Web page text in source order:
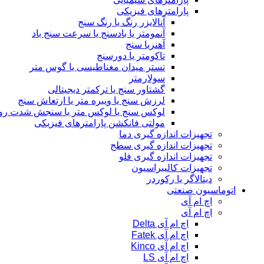
پارامترهای فیزیکی
آنالایزر رنگ یا رنگ سنج
آنمومتر یا بادسنج یا سرعت سنج باد
آهنربا سنج
تاکومتر یا دورسنج
تستر میدان مغناطیسی یا گوس متر
سولارمتر
گشتاور سنج یا ترکمتر دیجیتالی
لرزش سنج یا ویبره متر یا ارتعاش سنج
لوکس سنج یا لوکس متر یا سنجش شدت
مولتی فانکشن پارامترهای فیزیکی
تجهیزات اندازه گیری دما
تجهیزات اندازه گیری سطح
تجهیزات اندازه گیری فلو
تجهیزات کالیبراسیون
دیتالاگر یا رکوردر
اتوماسیون صنعتی
اچ ام آی
اچ ام آی
اچ ام آی Delta
اچ ام آی Fatek
اچ ام آی Kinco
اچ ام آی LS